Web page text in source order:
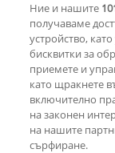
КОМЕНТАРИ
Ние и нашите
получаваме
устройство,
бисквитки за
приемете и
като щракнете
включително
на законен
на нашите
сърфиране.